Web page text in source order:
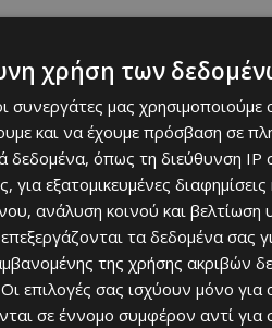
χρήση των
συνεργάτες μας
και να έχουμε πρόσβαση σε
δεδομένα, όπως τη διεύθυνση IP
για εξατομικευμένες
ανάλυση κοινού και βελτίωση
τα δεδομένα σας
της χρήσης ακριβών
επιλογές σας ισχύουν μόνο
σε έννομο συμφέρον αντί για